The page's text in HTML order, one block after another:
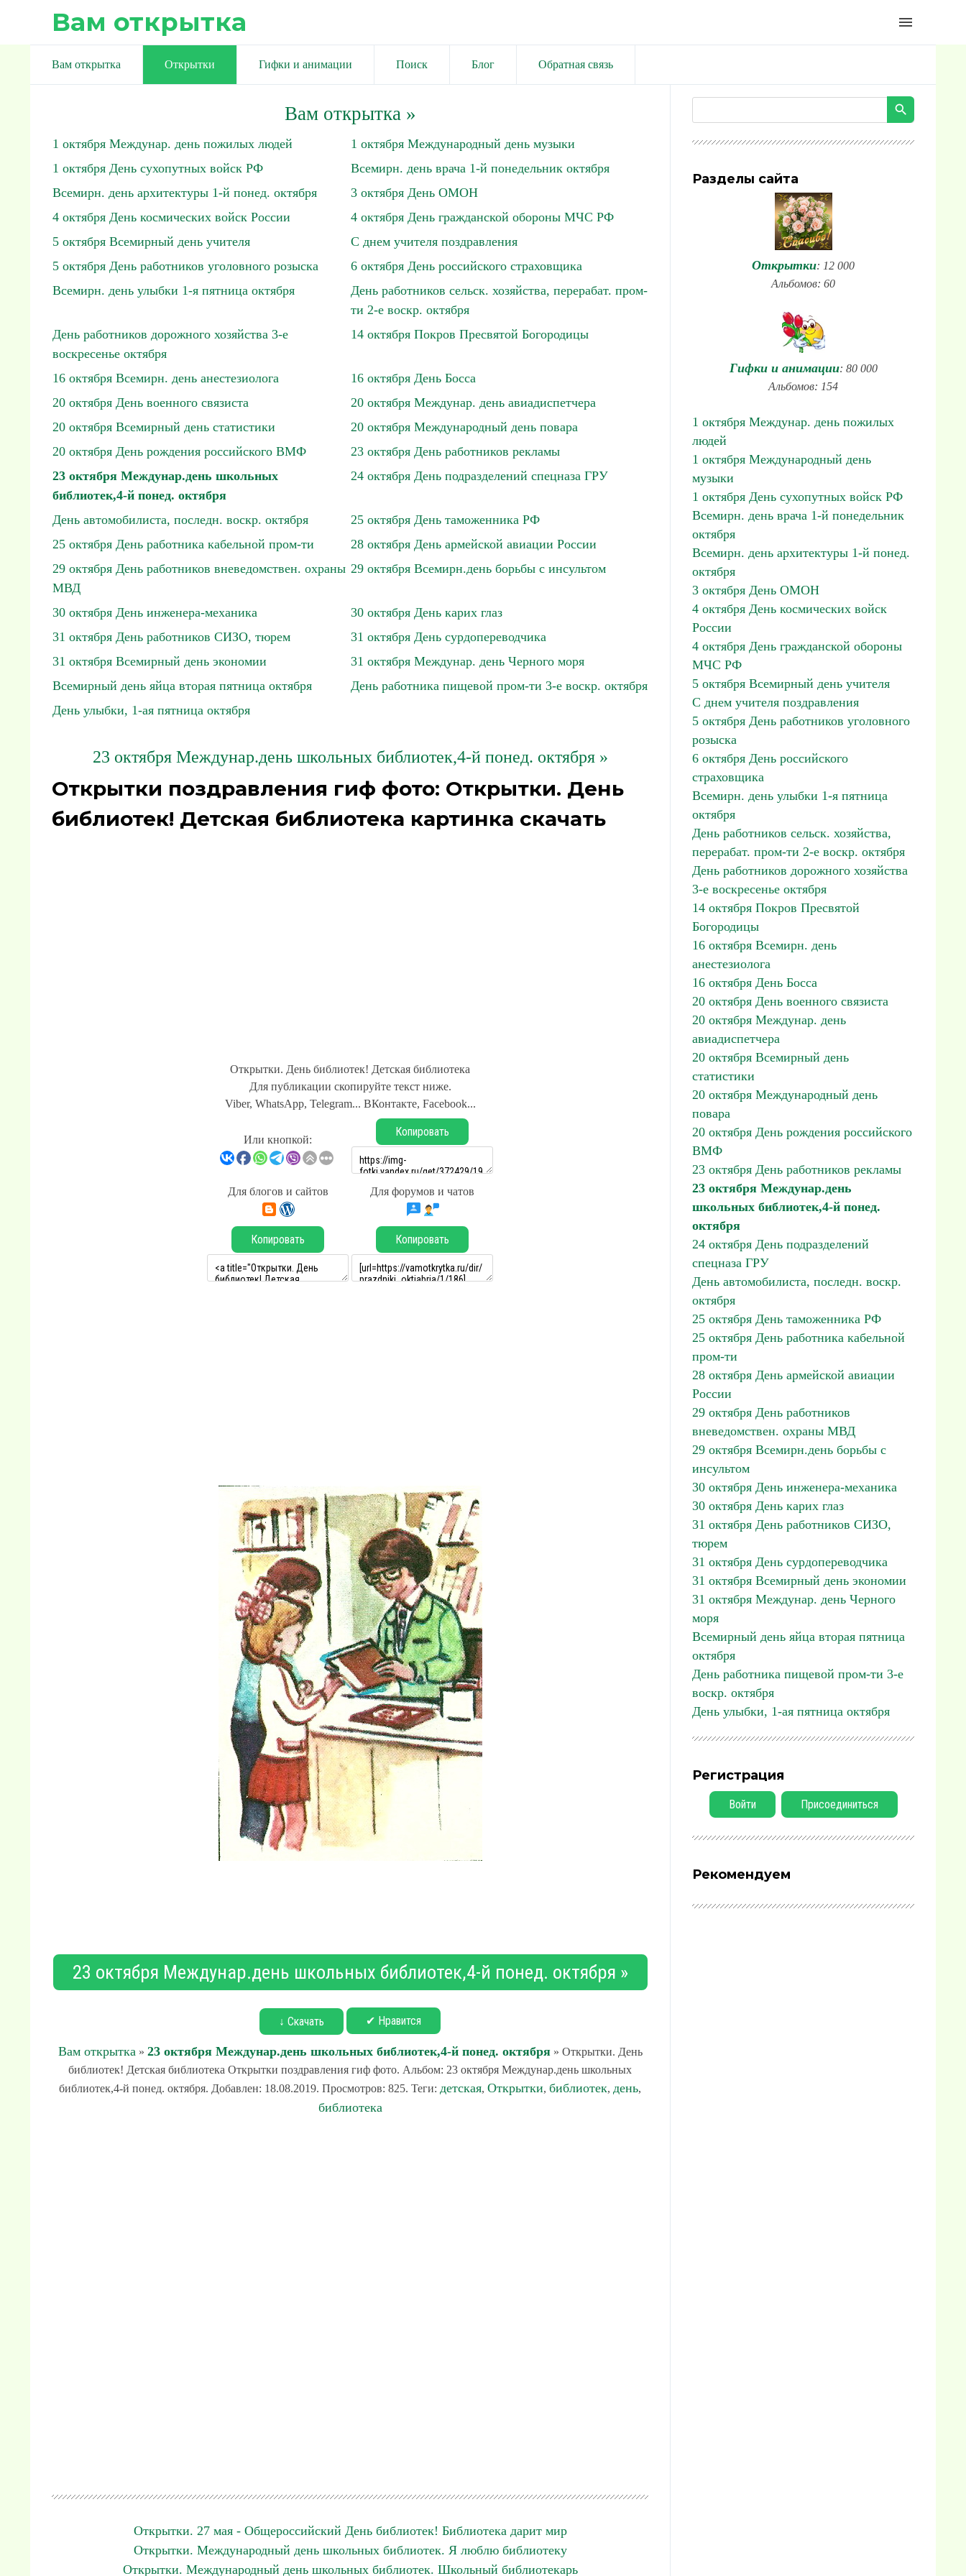
Вам открытка menu
Вам открытка Открытки Гифки и анимации Поиск Блог Обратная связь
Вам открытка»
1 октября Междунар. день пожилых людей
1 октября Международный день музыки
1 октября День сухопутных войск РФ
Всемирн. день врача 1-й понедельник октября
Всемирн. день архитектуры 1-й понед. октября
3 октября День ОМОН
4 октября День космических войск России
4 октября День гражданской обороны МЧС РФ
5 октября Всемирный день учителя
С днем учителя поздравления
5 октября День работников уголовного розыска
6 октября День российского страховщика
Всемирн. день улыбки 1-я пятница октября
День работников сельск. хозяйства, перерабат. пром-
ти 2-е воскр. октября
День работников дорожного хозяйства 3-е
воскресенье октября
14 октября Покров Пресвятой Богородицы
16 октября Всемирн. день анестезиолога
16 октября День Босса
20 октября День военного связиста
20 октября Междунар. день авиадиспетчера
20 октября Всемирный день статистики
20 октября Международный день повара
20 октября День рождения российского ВМФ
23 октября День работников рекламы
23 октября Междунар.день школьных
библиотек,4-й понед. октября
24 октября День подразделений спецназа ГРУ
День автомобилиста, последн. воскр. октября
25 октября День таможенника РФ
25 октября День работника кабельной пром-ти
28 октября День армейской авиации России
29 октября День работников вневедомствен. охраны
МВД
29 октября Всемирн.день борьбы с инсультом
30 октября День инженера-механика
30 октября День карих глаз
31 октября День работников СИЗО, тюрем
31 октября День сурдопереводчика
31 октября Всемирный день экономии
31 октября Междунар. день Черного моря
Всемирный день яйца вторая пятница октября
День работника пищевой пром-ти 3-е воскр. октября
День улыбки, 1-ая пятница октября
23 октября Междунар.день школьных библиотек,4-й понед. октября »
Открытки поздравления гиф фото: Открытки. День
библиотек! Детская библиотека картинка скачать
Открытки. День библиотек! Детская библиотека
Для публикации скопируйте текст ниже.
Viber, WhatsApp, Telegram... ВКонтакте, Facebook...
Или кнопкой:
Копировать
Для блогов и сайтов Для форумов и чатов
Копировать Копировать
23 октября Междунар.день школьных библиотек,4-й понед. октября »
↓ Скачать ✔ Нравится
Вам открытка » 23 октября Междунар.день школьных библиотек,4-й понед. октября» Открытки. День
библиотек! Детская библиотека Открытки поздравления гиф фото. Альбом: 23 октября Междунар.день школьных
библиотек,4-й понед. октября. Добавлен: 18.08.2019. Просмотров: 825. Теги: детская, Открытки, библиотек, день,
библиотека
Открытки. 27 мая - Общероссийский День библиотек! Библиотека дарит мир
Открытки. Международный день школьных библиотек. Я люблю библиотеку
Открытки. Международный день школьных библиотек. Школьный библиотекарь
Разделы сайта
Открытки: 12 000
Альбомов: 60
Гифки и анимации: 80 000
Альбомов: 154
1 октября Междунар. день пожилых
людей
1 октября Международный день
музыки
1 октября День сухопутных войск РФ
Всемирн. день врача 1-й понедельник
октября
Всемирн. день архитектуры 1-й понед.
октября
3 октября День ОМОН
4 октября День космических войск
России
4 октября День гражданской обороны
МЧС РФ
5 октября Всемирный день учителя
С днем учителя поздравления
5 октября День работников уголовного
розыска
6 октября День российского
страховщика
Всемирн. день улыбки 1-я пятница
октября
День работников сельск. хозяйства,
перерабат. пром-ти 2-е воскр. октября
День работников дорожного хозяйства
3-е воскресенье октября
14 октября Покров Пресвятой
Богородицы
16 октября Всемирн. день
анестезиолога
16 октября День Босса
20 октября День военного связиста
20 октября Междунар. день
авиадиспетчера
20 октября Всемирный день
статистики
20 октября Международный день
повара
20 октября День рождения российского
ВМФ
23 октября День работников рекламы
23 октября Междунар.день
школьных библиотек,4-й понед.
октября
24 октября День подразделений
спецназа ГРУ
День автомобилиста, последн. воскр.
октября
25 октября День таможенника РФ
25 октября День работника кабельной
пром-ти
28 октября День армейской авиации
России
29 октября День работников
вневедомствен. охраны МВД
29 октября Всемирн.день борьбы с
инсультом
30 октября День инженера-механика
30 октября День карих глаз
31 октября День работников СИЗО,
тюрем
31 октября День сурдопереводчика
31 октября Всемирный день экономии
31 октября Междунар. день Черного
моря
Всемирный день яйца вторая пятница
октября
День работника пищевой пром-ти 3-е
воскр. октября
День улыбки, 1-ая пятница октября
Регистрация
Войти Присоединиться
Рекомендуем